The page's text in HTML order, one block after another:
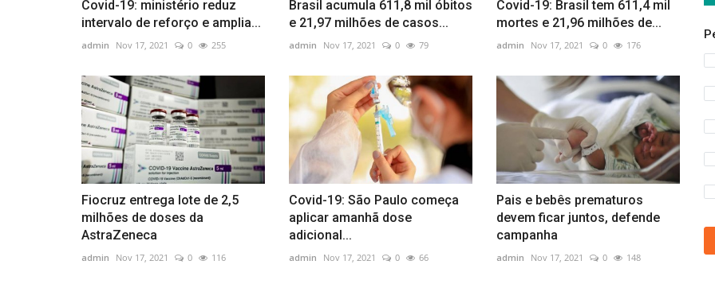
Covid-19: ministério reduz
intervalo de reforço e amplia...
admin Nov 17, 2021 0 255
Brasil acumula 611,8 mil óbitos
e 21,97 milhões de casos...
admin Nov 17, 2021 0 79
Covid-19: Brasil tem 611,4 mil
mortes e 21,96 milhões de...
admin Nov 17, 2021 0 176
Fiocruz entrega lote de 2,5
milhões de doses da
AstraZeneca
admin Nov 17, 2021 0 116
Covid-19: São Paulo começa
aplicar amanhã dose
adicional...
admin Nov 17, 2021 0 66
Pais e bebês prematuros
devem ficar juntos, defende
campanha
admin Nov 17, 2021 0 148